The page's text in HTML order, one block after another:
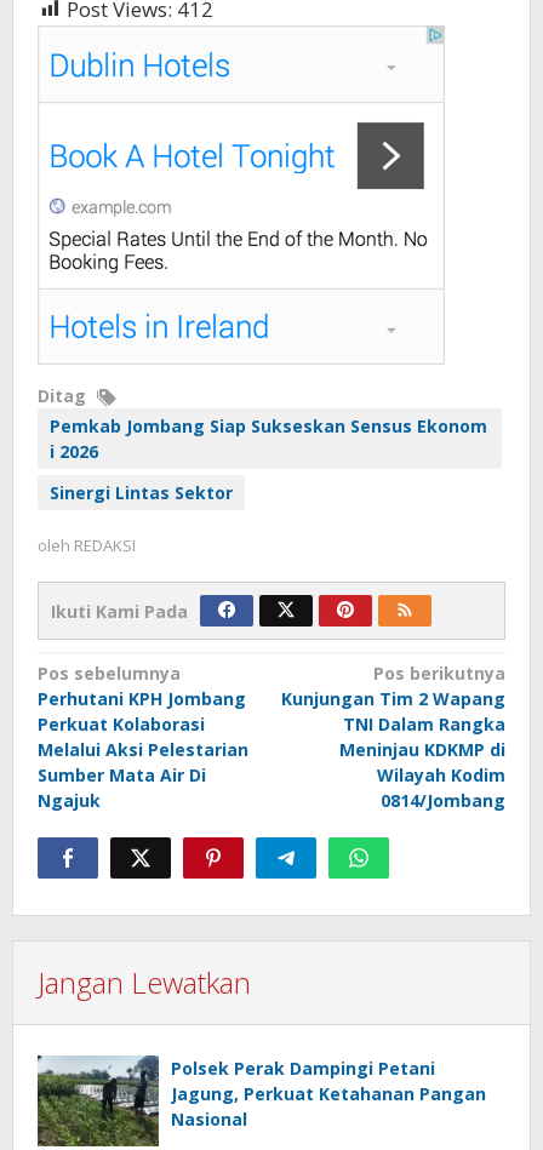
Post Views: 412
Ditag
Pemkab Jombang Siap Sukseskan Sensus Ekonom
i 2026
Sinergi Lintas Sektor
oleh REDAKSI
Ikuti Kami Pada
Navigasi
pos
Pos sebelumnya
Perhutani KPH Jombang
Perkuat Kolaborasi
Melalui Aksi Pelestarian
Sumber Mata Air Di
Ngajuk
Pos berikutnya
Kunjungan Tim 2 Wapang
TNI Dalam Rangka
Meninjau KDKMP di
Wilayah Kodim
0814/Jombang
Jangan Lewatkan
Polsek Perak Dampingi Petani
Jagung, Perkuat Ketahanan Pangan
Nasional